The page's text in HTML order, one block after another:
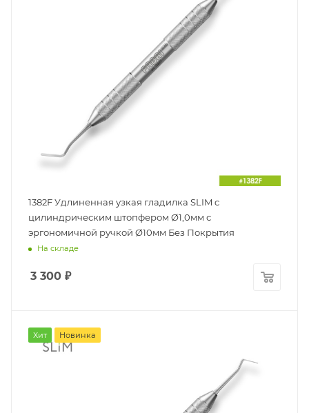
1382F Удлиненная узкая гладилка SLIM c
цилиндрическим штопфером Ø1,0мм с
эргономичной ручкой Ø10мм Без Покрытия
На складе
3 300 ₽
Хит Новинка